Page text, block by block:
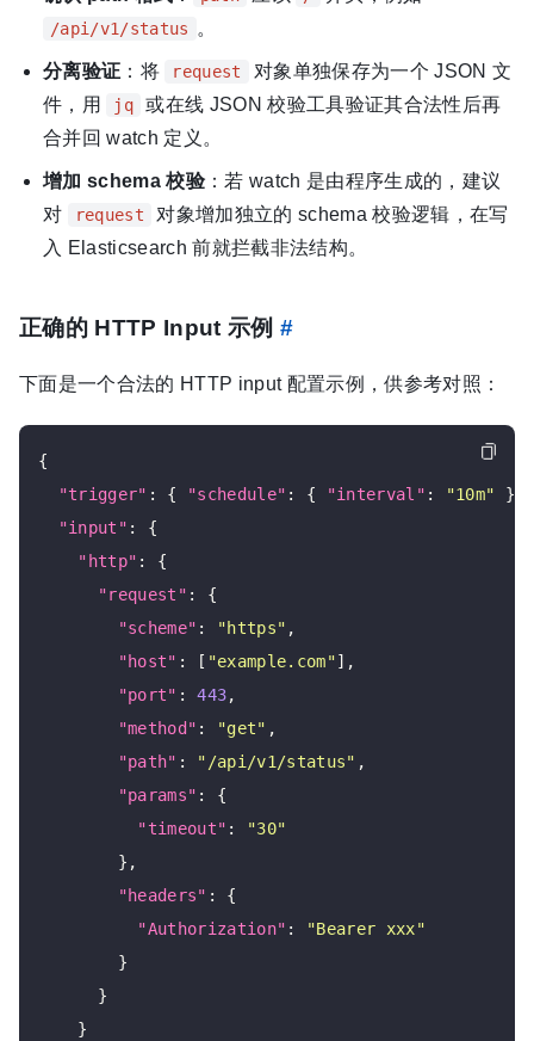
/api/v1/status 。
分离验证 ：将 request
对象单独保存为一个 JSON 文
件，用
jq
或在线 JSON 校验工具验证其合法性后再
合并回 watch 定义。
增加 schema 校验：若 watch 是由程序生成的，建议
对
request
对象增加独立的 schema 校验逻辑，在写
入 Elasticsearch 前就拦截非法结构。
正确的 HTTP Input 示例 #
下面是一个合法的 HTTP input 配置示例，供参考对照：
{
"trigger" : { "schedule" : { "interval" : "10m" }
"input" : {
"http" : {
"request" : {
"scheme" : "https" ,
"host" : [ "example.com"],
"port" : 443,
"method" : "get" ,
"path" : "/api/v1/status" ,
"params" : {
"timeout" :
"30"
        },
"headers" : {
"Authorization" :
"Bearer xxx"
        }
      }
    }